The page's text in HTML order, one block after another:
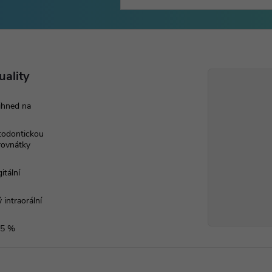
na
intraorální
%